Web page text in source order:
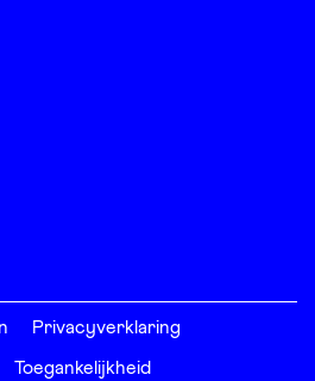
Privacyverklaring
Toegankelijkheid